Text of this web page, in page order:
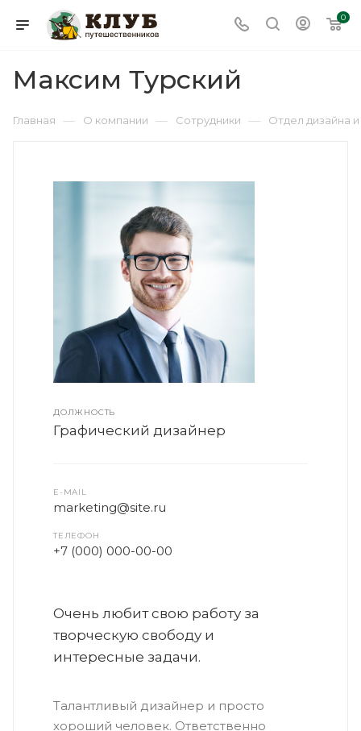
0
Максим Турский
Главная — О компании — Сотрудники — Отдел дизайна
ДОЛЖНОСТЬ
Графический дизайнер
E-MAIL
marketing@site.ru
ТЕЛЕФОН
+7 (000) 000-00-00
Очень любит свою работу за
творческую свободу и
интересные задачи.
Талантливый дизайнер и просто
хороший человек. Ответственно